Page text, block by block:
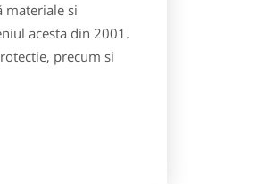
materiale si
acesta din 2001.
precum si